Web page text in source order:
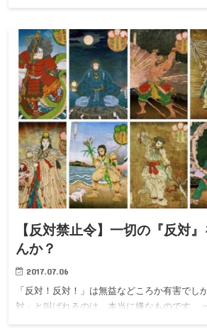
【反対禁止令】一切の『反対
んか？
2017.07.06
「反対！反対！」は無益などころか有害でし
対」と叫ばれるのは、本当に嫌なものです。